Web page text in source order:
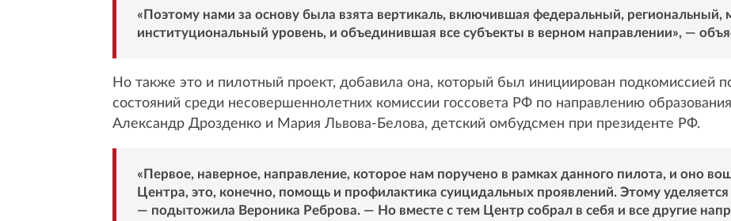
«Поэтому нами за основу была взята вертикаль, включившая федеральный, региональный,
институциональный уровень, и объединившая все субъекты в верном направлении», —
Но также это и пилотный проект, добавила она, который был инициирован подкомиссией
состояний среди несовершеннолетних комиссии госсовета РФ по направлению
Александр Дрозденко и Мария Львова-Белова, детский омбудсмен при президенте РФ.
«Первое, наверное, направление, которое нам поручено в рамках данного пилота, и оно
Центра, это, конечно, помощь и профилактика суицидальных проявлений. Этому уделяется
— подытожила Вероника Реброва. — Но вместе с тем Центр собрал в себя и все другие